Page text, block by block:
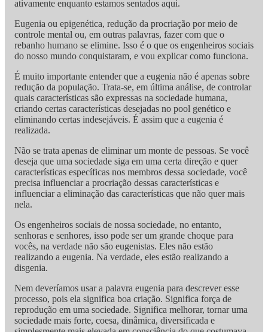
ativamente enquanto estamos sentados aqui.
Eugenia ou epigenética, redução da procriação por meio de
controle mental ou, em outras palavras, fazer com que o
rebanho humano se elimine. Isso é o que os engenheiros sociais
do nosso mundo conquistaram, e vou explicar como funciona.
É muito importante entender que a eugenia não é apenas sobre
redução da população. Trata-se, em última análise, de controlar
quais características são expressas na sociedade humana,
criando certas características desejadas no pool genético e
eliminando certas indesejáveis. É assim que a eugenia é
realizada.
Não se trata apenas de eliminar um monte de pessoas. Se você
deseja que uma sociedade siga em uma certa direção e quer
características específicas nos membros dessa sociedade, você
precisa influenciar a procriação dessas características e
influenciar a eliminação das características que não quer mais
nela.
Os engenheiros sociais de nossa sociedade, no entanto,
senhoras e senhores, isso pode ser um grande choque para
vocês, na verdade não são eugenistas. Eles não estão
realizando a eugenia. Na verdade, eles estão realizando a
disgenia.
Nem deveríamos usar a palavra eugenia para descrever esse
processo, pois ela significa boa criação. Significa força de
reprodução em uma sociedade. Significa melhorar, tornar uma
sociedade mais forte, coesa, dinâmica, diversificada e